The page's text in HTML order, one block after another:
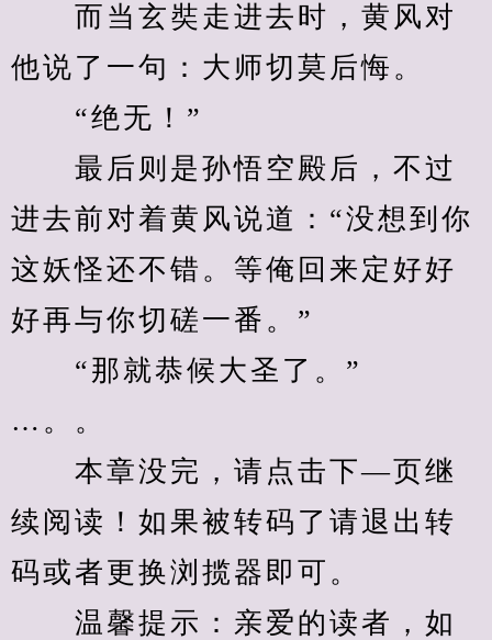
而当玄奘走进去时，黄风对
他说了一句：大师切莫后悔。
“绝无！”
最后则是孙悟空殿后，不过
进去前对着黄风说道：“没想到你
这妖怪还不错。等俺回来定好好
好再与你切磋一番。”
“那就恭候大圣了。”
…。。
本章没完，请点击下—页继
续阅读！如果被转码了请退出转
码或者更换浏揽器即可。
温馨提示：亲爱的读者，如